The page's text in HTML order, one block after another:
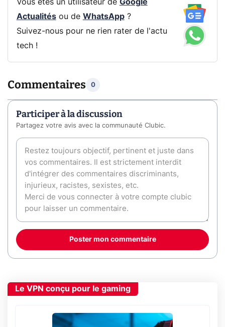
Vous êtes un utilisateur de Google
Actualitésou de WhatsApp?
Suivez-nous pour ne rien rater de l'actu
tech !
Commentaires 0
Participer à la discussion
Partagez votre avis avec la communauté Clubic.
Poster mon commentaire
Le VPN conçu pour le gaming